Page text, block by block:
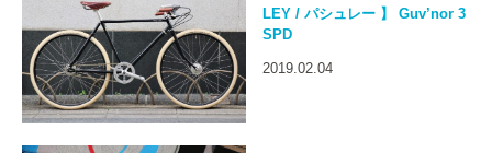
LEY / パシュレー 】 Guv’nor 3
SPD
2019.02.04